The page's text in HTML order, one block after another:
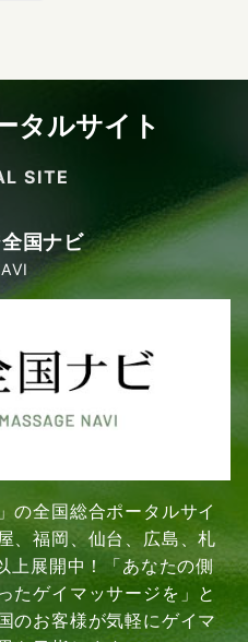
タルサイト
SITE
国ナビ
の全国総合ポータルサイ
、福岡、仙台、広島、札
上展開中！「あなたの側
たゲイマッサージを」と
のお客様が気軽にゲイマ